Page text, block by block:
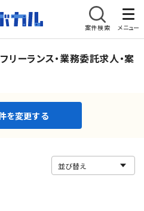
案件検索 メニュー
を変更する
ーランス・業務委託求人・案
を変更する